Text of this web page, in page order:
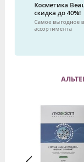
Косметика
скидка до 40%!
Самое выгодное
ассортимента